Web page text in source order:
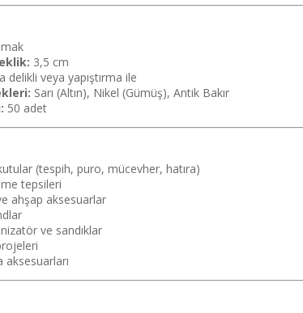
3,5 cm
delikli veya yapıştırma ile
Sarı (Altın), Nikel (Gümüş), Antik Bakır
50 adet
(tespih, puro, mücevher, hatıra)
tepsileri
ahşap aksesuarlar
ve sandıklar
aksesuarları